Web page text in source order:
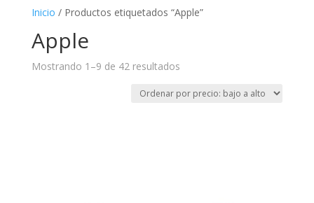
Inicio / Productos etiquetados “Apple”
Apple
Mostrando 1–9 de 42 resultados